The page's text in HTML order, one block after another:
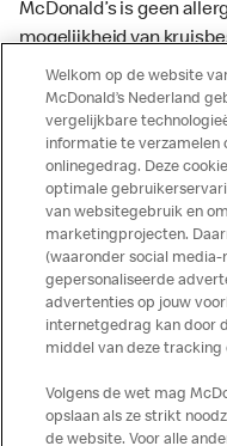
McDonald’s is geen
mogelijkheid van
aanwezig. McDonald’s
haar producten geen
McDonald’s aanvaardt
indien een gast als
spoor van) een
producten kunnen
ingrediënten.
voedingswaarde- en
te houden. De
toepassing op de in
meer informatie over
op de McDonald's
Publicatiefouten
Welkom op de website
McDonald’s Nederland
vergelijkbare
informatie te verzamelen
onlinegedrag. Deze
optimale
van websitegebruik en
marketingprojecten.
(waaronder social
gepersonaliseerde
advertenties op jouw
internetgedrag kan door
middel van deze tracking
Volgens de wet mag
opslaan als ze strikt
de website. Voor alle